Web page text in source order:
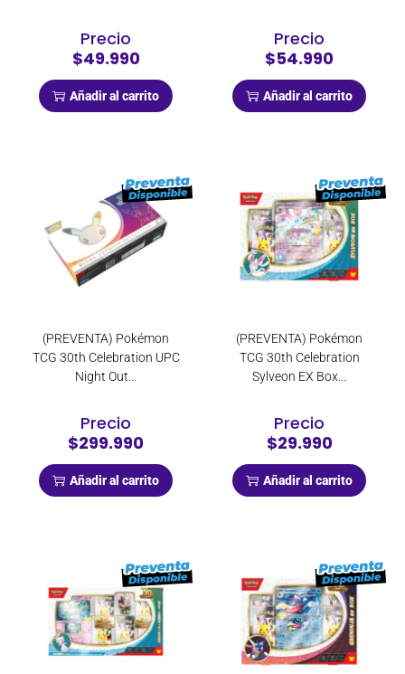
Precio
$49.990
Añadir al carrito
Precio
$54.990
Añadir al carrito
(PREVENTA) Pokémon
TCG 30th Celebration UPC
Night Out...
Precio
$299.990
Añadir al carrito
(PREVENTA) Pokémon
TCG 30th Celebration
Sylveon EX Box...
Precio
$29.990
Añadir al carrito